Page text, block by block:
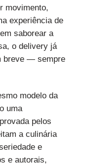
movimento,
experiência de
saborear a
o delivery já
breve — sempre
modelo da
uma
pelos
a culinária
e
e autorais,